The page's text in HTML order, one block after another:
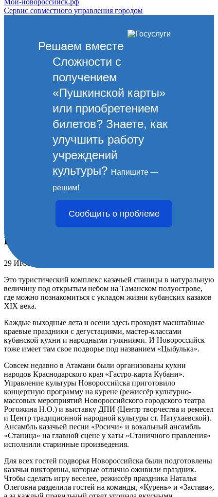
Мой-новороссийск.рф
Сервис совместного управления городом
Решаем вместе
Сложности с
получением
«Пушкинской карты»
или приобретением
билетов? Знаете, как
улучшить работу
учреждений
культуры? Напишите —
решим!
Сообщить о проблеме
Отрасль "культура"
Новороссийска отправилась
на фестиваль в этно-
комплекс «Атамань».
29 ИЮНЯ 2026
Это туристический комплекс казачьей станицы в натуральную
величину под открытым небом на Таманском полуострове,
где можно познакомиться с укладом жизни кубанских казаков
XIX века.
Каждые выходные лета и осени здесь проходят масштабные
краевые праздники с дегустациями, мастер-классами
кубанской кухни и народными гуляниями. И Новороссийск
тоже имеет там свое подворье под названием «Цыбулька».
Совсем недавно в Атамани были организованы кухни
народов Краснодарского края «Гастро-карта Кубани».
Управление культуры Новороссийска приготовило
концертную программу на курене (режиссёр культурно-
массовых мероприятий Новороссийского городского театра
Рогожина Н.О.) и выставку ДПИ (Центр творчества и ремесел
и Центр традиционной народной культуры ст. Натухаевской).
Ансамбль казачьей песни «Росичи» и вокальный ансамбль
«Станица» на главной сцене у хаты «Станичного правления»
исполнили старинные произведения.
Для всех гостей подворья Новороссийска были подготовлены
казачьи викторины, которые отлично оживили праздник.
Чтобы сделать игру веселее, режиссёр праздника Наталья
Олеговна разделила гостей на команды, «Курень» и «Застава»,